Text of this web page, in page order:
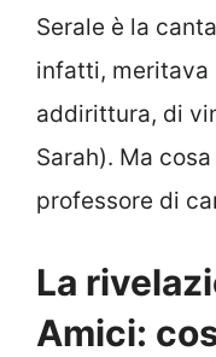
Serale è la
infatti, meritava
addirittura, di
Sarah). Ma
professore di
La
Amici: